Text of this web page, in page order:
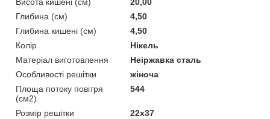
Висота кишені (см)
20,00
Глибина (см)
4,50
Глибина кишені (см)
4,50
Колір
Нікель
Матеріал виготовлення
Неіржавка сталь
Особливості решітки
жіноча
Площа потоку повітря
(см2)
544
Розмір решітки
22x37